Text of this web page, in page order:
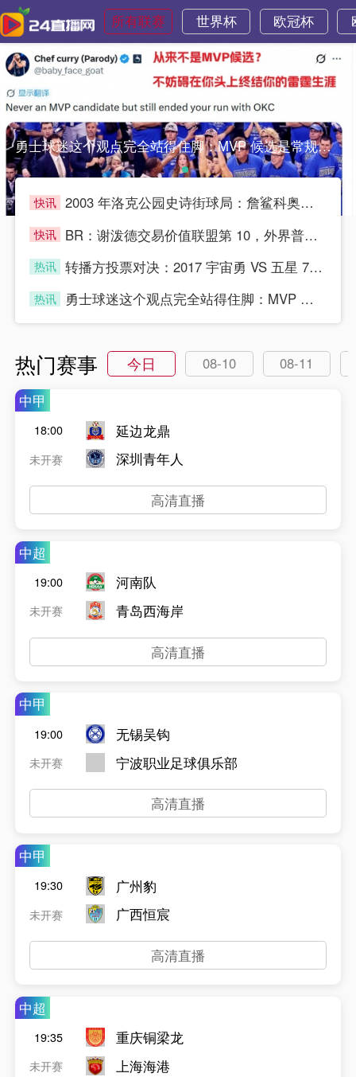
所有联赛 世界杯 欧冠杯
勇士球迷这个观点完全站得住脚：MVP 候选是常规赛个人荣誉，勇士球迷这个观点完全站得住脚：MVP 候选是常规赛个人荣誉，
快讯
2003 年洛克公园史诗街球局：詹鲨科奥多姆 VS 姚艾瓜小
快讯
BR：谢泼德交易价值联盟第 10，外界普遍认为他没得到乌度卡
热讯
转播方投票对决：2017 宇宙勇 VS 五星 76 人，系列
热讯
勇士球迷这个观点完全站得住脚：MVP 候选是常规赛个人荣誉，
热门赛事 今日 08-10
08-11
中甲
18:00
未开赛
延边龙鼎
深圳青年人
高清直播
中超
19:00
未开赛
河南队
青岛西海岸
高清直播
中甲
19:00
未开赛
无锡吴钩
宁波职业足球俱乐部
高清直播
中甲
19:30
未开赛
广州豹
广西恒宸
高清直播
中超
19:35
未开赛
重庆铜梁龙
上海海港